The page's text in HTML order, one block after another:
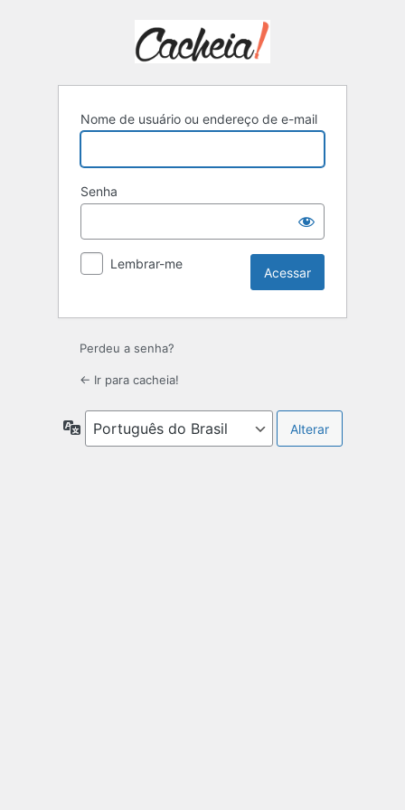
Nome de usuário ou endereço de e-mail
Senha
Lembrar-me
Perdeu a senha?
← Ir para cacheia!
Idioma